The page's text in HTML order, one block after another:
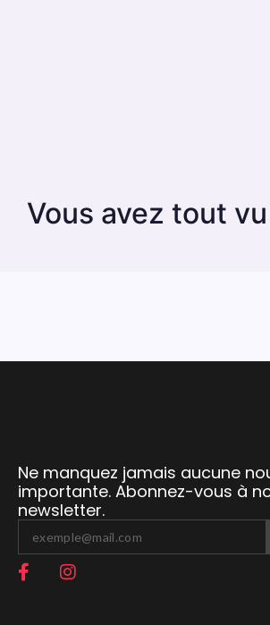
Vous avez tout
Ne manquez jamais aucune
importante. Abonnez-vous à
newsletter.